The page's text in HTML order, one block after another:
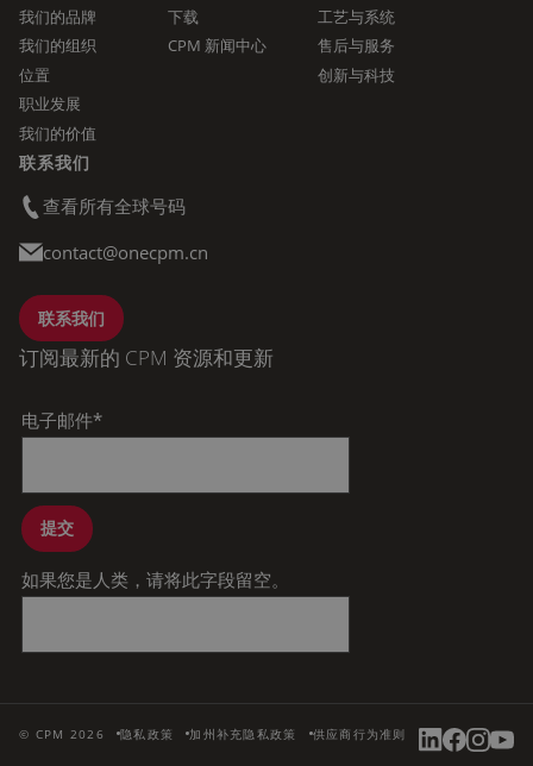
我们的品牌
我们的组织
位置
职业发展
我们的价值
下载
CPM 新闻中心
工艺与系统
售后与服务
创新与科技
联系我们
查看所有全球号码
contact@onecpm.cn
联系我们
订阅最新的 CPM 资源和更新
电子邮件*
提交
如果您是人类，请将此字段留空。
© CPM 2026 隐私政策 加州补充隐私政策 供应商行为准则